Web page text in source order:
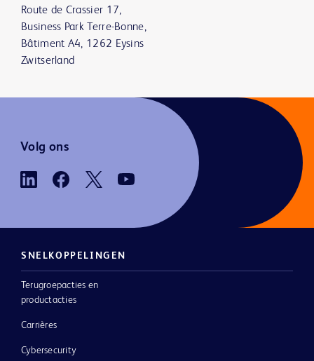
Route de Crassier 17,
Business Park Terre-Bonne,
Bâtiment A4, 1262 Eysins
Zwitserland
Volg ons
SNELKOPPELINGEN
Terugroepacties en
productacties
Carrières
Cybersecurity